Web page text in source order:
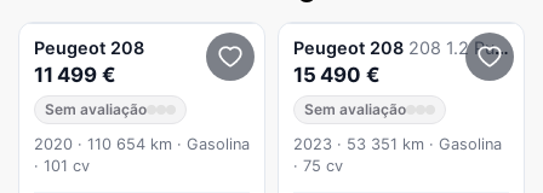
Peugeot 208
11 499 €
Sem avaliação
2020 · 110 654 km · Gasolina
· 101 cv
Peugeot 208 208 1.2 PureTech Active Pack
15 490 €
Sem avaliação
2023 · 53 351 km · Gasolina
· 75 cv